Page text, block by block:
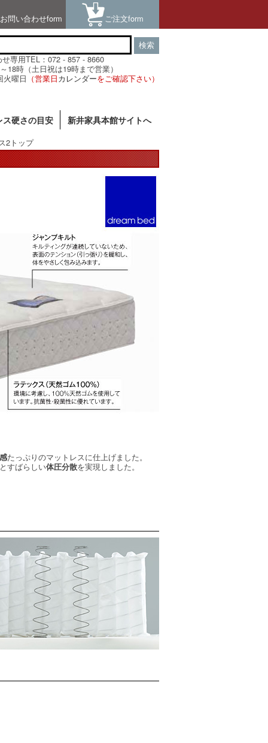
お問い合わせform ご注文form
検索
専用TEL：072 - 857 - 8660
18時（土日祝は19時まで営業）
火曜日 （営業日カレンダーをご確認下さい）
ス硬さの目安 新井家具本館サイトへ
2トップ
たっぷりのマットレスに仕上げました。
とすばらしい体圧分散を実現しました。